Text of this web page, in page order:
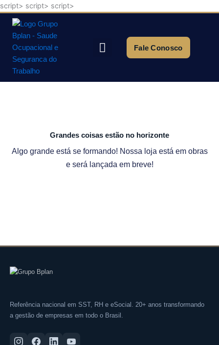
script> script> script>
Fale Conosco
Grandes coisas estão no horizonte
Algo grande está se formando! Nossa loja está em obras
e será lançada em breve!
Referência nacional em SST, RH e eSocial. 20+ anos transformando
a gestão de empresas em todo o Brasil.